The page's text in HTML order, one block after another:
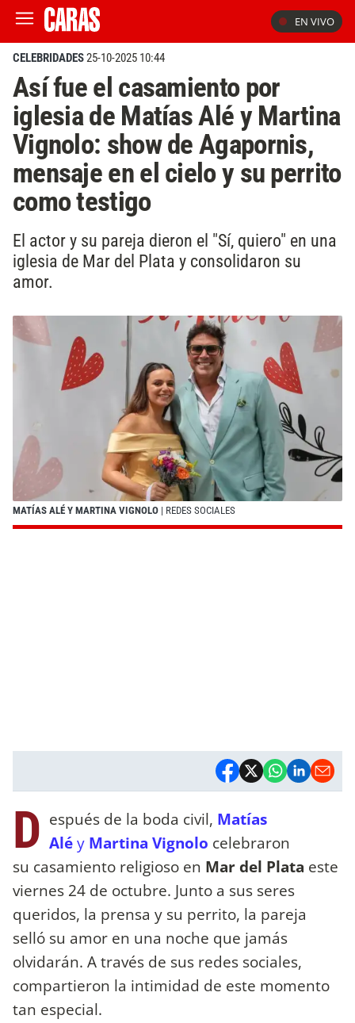
EN VIVO
CELEBRIDADES25-10-2025 10:44
Así fue el casamiento por
iglesia de Matías Alé y Martina
Vignolo: show de Agapornis,
mensaje en el cielo y su perrito
como testigo
El actor y su pareja dieron el "Sí, quiero" en una
iglesia de Mar del Plata y consolidaron su
amor.
MATÍAS ALÉ Y MARTINA VIGNOLO | REDES SOCIALES
D espués de la boda civil, Matías
Aléy Martina Vignolo celebraron
su casamiento religioso en Mar del Plata este
viernes 24 de octubre. Junto a sus seres
queridos, la prensa y su perrito, la pareja
selló su amor en una noche que jamás
olvidarán. A través de sus redes sociales,
compartieron la intimidad de este momento
tan especial.